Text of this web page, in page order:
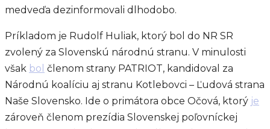
medveďa dezinformovali dlhodobo.
Príkladom je Rudolf Huliak, ktorý bol do NR SR
zvolený za Slovenskú národnú stranu. V minulosti
však bol členom strany PATRIOT, kandidoval za
Národnú koalíciu aj stranu Kotlebovci – Ľudová strana
Naše Slovensko. Ide o primátora obce Očová, ktorý je
zároveň členom prezídia Slovenskej poľovníckej